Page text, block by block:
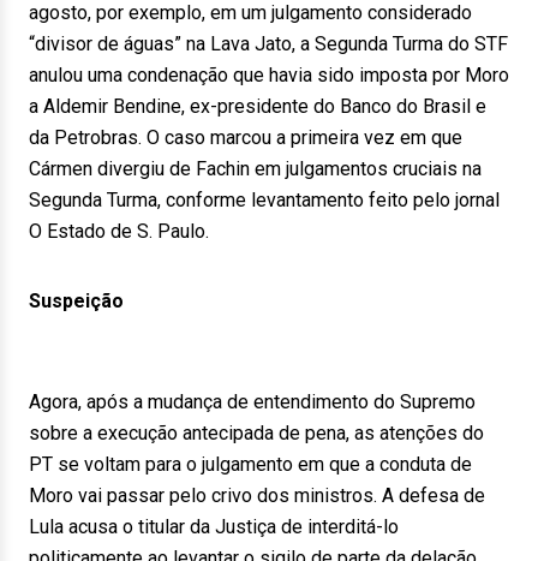
agosto, por exemplo, em um julgamento considerado
“divisor de águas” na Lava Jato, a Segunda Turma do STF
anulou uma condenação que havia sido imposta por Moro
a Aldemir Bendine, ex-presidente do Banco do Brasil e
da Petrobras. O caso marcou a primeira vez em que
Cármen divergiu de Fachin em julgamentos cruciais na
Segunda Turma, conforme levantamento feito pelo jornal
O Estado de S. Paulo.
Suspeição
Agora, após a mudança de entendimento do Supremo
sobre a execução antecipada de pena, as atenções do
PT se voltam para o julgamento em que a conduta de
Moro vai passar pelo crivo dos ministros. A defesa de
Lula acusa o titular da Justiça de interditá-lo